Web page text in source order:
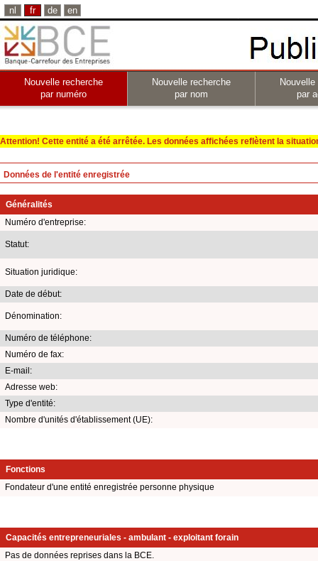
nl fr de en
Nouvelle recherche
par numéro
Nouvelle recherche
par nom
par
Attention! Cette entité a été arrêtée. Les données affichées reflètent la
Données de l'entité enregistrée
Généralités
Numéro d'entreprise:
Statut:
Situation juridique:
Date de début:
Dénomination:
Numéro de téléphone:
Numéro de fax:
E-mail:
Adresse web:
Type d'entité:
Nombre d'unités d'établissement (UE):
Fonctions
Fondateur d'une entité enregistrée personne physique
Capacités entrepreneuriales - ambulant - exploitant forain
Pas de données reprises dans la BCE.